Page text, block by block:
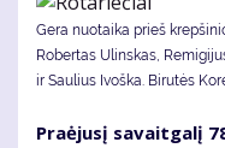
Gera nuotaika prieš
Robertas Ulinskas,
ir Saulius Ivoška. Bi­ru­tės
Pra­ėju­sį sa­vait­ga­lį